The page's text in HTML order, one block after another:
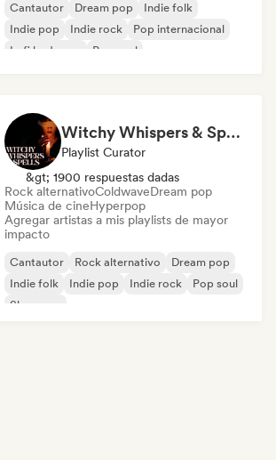
Cantautor Dream pop
Indie folk
Indie pop
Indie rock
Pop internacional
Lofi bedroom
Pop soul
Witchy Whispers & Spells 🔮 Ethereal Art Pop & Dream Pop
Playlist Curator
&gt; 1900 respuestas dadas
Rock alternativoColdwaveDream pop
Música de cineHyperpop
Agregar artistas a mis playlists de mayor
impacto
Cantautor Rock alternativo
Dream pop
Indie folk
Indie pop Indie rock
Pop soul
Shoegaze